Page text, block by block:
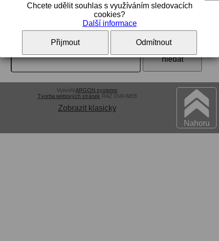
Vyhledávání:
Nahoru
VytvořilARGON systems
Tvorba webových stránek RAZ DVA WEB
Zobrazit klasicky
Chcete udělit souhlas s využíváním sledovacích
cookies?
Další informace
Přijmout Odmítnout